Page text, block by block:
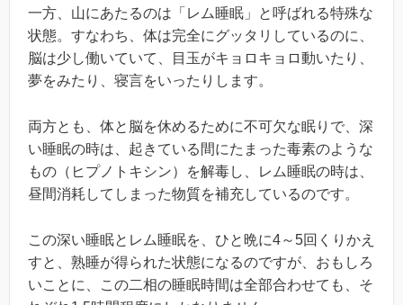
一方、山にあたるのは「レム睡眠」と呼ばれる特殊な
状態。すなわち、体は完全にグッタリしているのに、
脳は少し働いていて、目玉がキョロキョロ動いたり、
夢をみたり、寝言をいったりします。
両方とも、体と脳を休めるために不可欠な眠りで、深
い睡眠の時は、起きている間にたまった毒素のような
もの（ヒプノトキシン）を解毒し、レム睡眠の時は、
昼間消耗してしまった物質を補充しているのです。
この深い睡眠とレム睡眠を、ひと晩に4～5回くりかえ
すと、熟睡が得られた状態になるのですが、おもしろ
いことに、この二相の睡眠時間は全部合わせても、そ